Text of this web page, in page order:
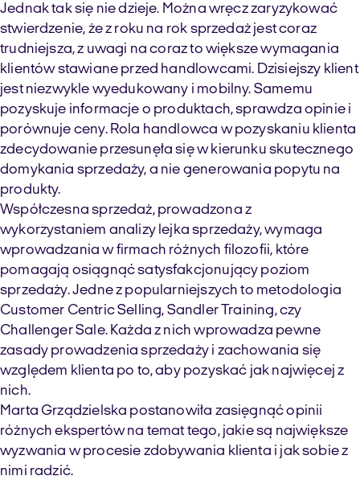
Jednak tak się nie dzieje. Można wręcz zaryzykować
stwierdzenie, że z roku na rok sprzedaż jest coraz
trudniejsza, z uwagi na coraz to większe wymagania
klientów stawiane przed handlowcami. Dzisiejszy klient
jest niezwykle wyedukowany i mobilny. Samemu
pozyskuje informacje o produktach, sprawdza opinie i
porównuje ceny. Rola handlowca w pozyskaniu klienta
zdecydowanie przesunęła się w kierunku skutecznego
domykania sprzedaży, a nie generowania popytu na
produkty.
Współczesna sprzedaż, prowadzona z
wykorzystaniem analizy lejka sprzedaży, wymaga
wprowadzania w firmach różnych filozofii, które
pomagają osiągnąć satysfakcjonujący poziom
sprzedaży. Jedne z popularniejszych to metodologia
Customer Centric Selling, Sandler Training, czy
Challenger Sale. Każda z nich wprowadza pewne
zasady prowadzenia sprzedaży i zachowania się
względem klienta po to, aby pozyskać jak najwięcej z
nich.
Marta Grządzielska postanowiła zasięgnąć opinii
różnych ekspertów na temat tego, jakie są największe
wyzwania w procesie zdobywania klienta i jak sobie z
nimi radzić.